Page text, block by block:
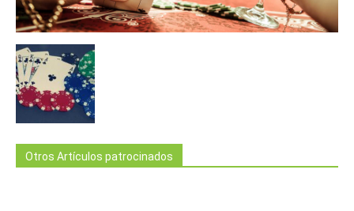
Otros Artículos patrocinados